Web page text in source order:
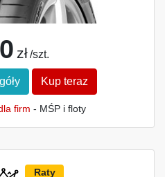
zł /szt.
Kup teraz
firm - MŚP i floty
Raty